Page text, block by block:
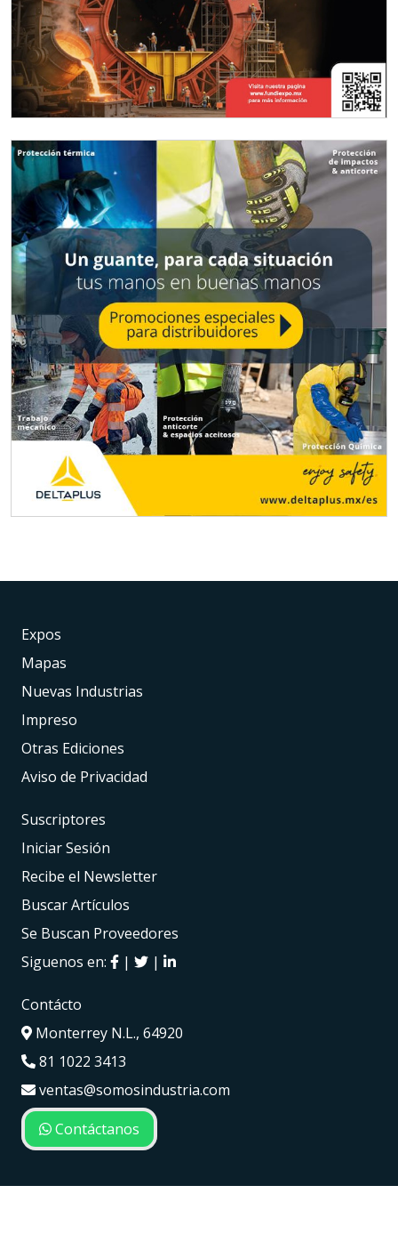
Expos
Mapas
Nuevas Industrias
Impreso
Otras Ediciones
Aviso de Privacidad
Suscriptores
Iniciar Sesión
Recibe el Newsletter
Buscar Artículos
Se Buscan Proveedores
Siguenos en:
| |
Contácto
Monterrey N.L., 64920
81 1022 3413
ventas@somosindustria.com
Contáctanos